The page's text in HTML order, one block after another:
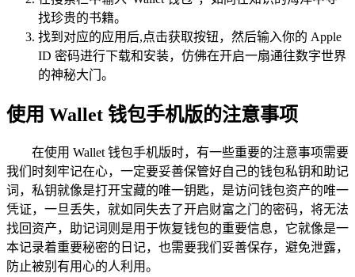
找珍贵的书籍。
找到对应的应用后,点击获取按钮，然后输入你的 Apple
ID 密码进行下载和安装，仿佛在开启一扇通往数字世界
的神秘大门。
使用 Wallet 钱包手机版的注意事项
在使用 Wallet 钱包手机版时，有一些重要的注意事项需要
我们时刻牢记在心，一定要妥善保管好自己的钱包私钥和助记
词，私钥就像是打开宝藏的唯一钥匙，是访问钱包资产的唯一
凭证，一旦丢失，就如同失去了开启财富之门的密码，将无法
找回资产，助记词则是用于恢复钱包的重要信息，它就像是一
本记录着重要秘密的日记，也需要我们妥善保存，避免泄露，
防止被别有用心的人利用。